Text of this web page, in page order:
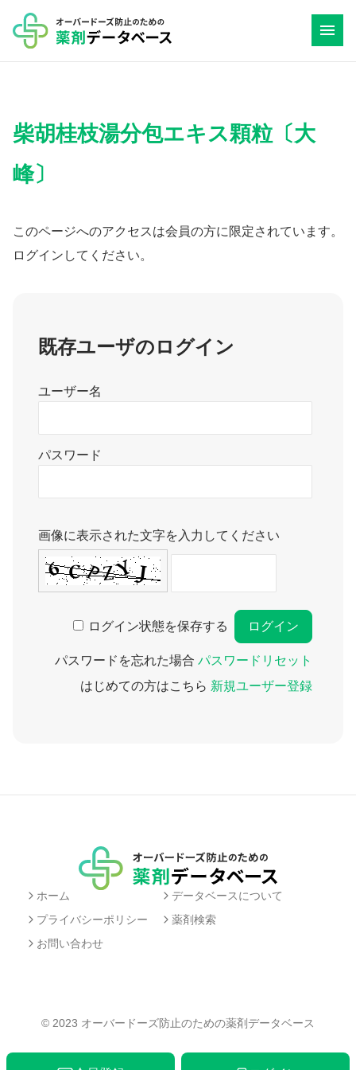
ン
テ
へ
キ
プ
柴胡桂枝湯分包エキス顆粒〔大
峰〕
このページへのアクセスは会員の方に限定されています。
ログインしてください。
既存ユーザのログイン
ユーザー名
パスワード
画像に表示された文字を入力してください
ログイン状態を保存する
パスワードを忘れた場合 パスワードリセット
はじめての方はこちら 新規ユーザー登録
ホーム
データベースについて
プライバシーポリシー
薬剤検索
お問い合わせ
© 2023 オーバードーズ防止のための薬剤データベース